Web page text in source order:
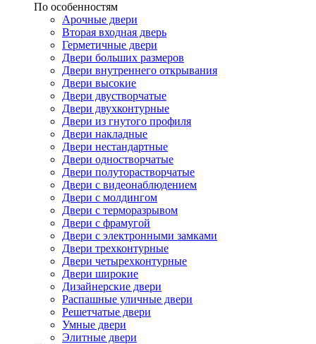
По особенностям
Арочные двери
Вторая входная дверь
Герметичные двери
Двери больших размеров
Двери внутреннего открывания
Двери высокие
Двери двустворчатые
Двери двухконтурные
Двери из гнутого профиля
Двери накладные
Двери нестандартные
Двери одностворчатые
Двери полуторастворчатые
Двери с видеонаблюдением
Двери с молдингом
Двери с терморазрывом
Двери с фрамугой
Двери с электронными замками
Двери трехконтурные
Двери четырехконтурные
Двери широкие
Дизайнерские двери
Распашные уличные двери
Решетчатые двери
Умные двери
Элитные двери